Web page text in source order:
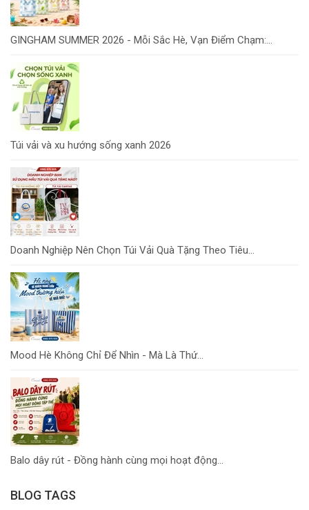
GINGHAM SUMMER 2026 - Mỗi Sắc Hè, Vạn Điểm Chạm:...
Túi vải và xu hướng sống xanh 2026
Doanh Nghiệp Nên Chọn Túi Vải Quà Tặng Theo Tiêu...
Mood Hè Không Chỉ Để Nhìn - Mà Là Thứ...
Balo dây rút - Đồng hành cùng mọi hoạt động...
BLOG TAGS